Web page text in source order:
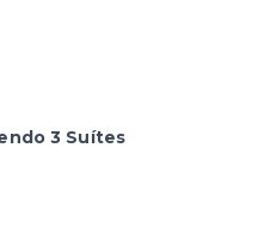
3 Suítes